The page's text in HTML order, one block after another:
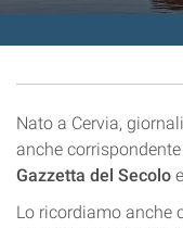
Nato a Cervia,
anche
Gazzetta del Secolo
Lo ricordiamo anche